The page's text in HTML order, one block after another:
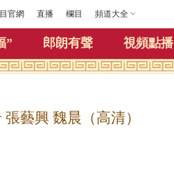
官網 直播 欄目 頻道大全
” 郎朗有聲 視頻點播
藝興 魏晨（高清）